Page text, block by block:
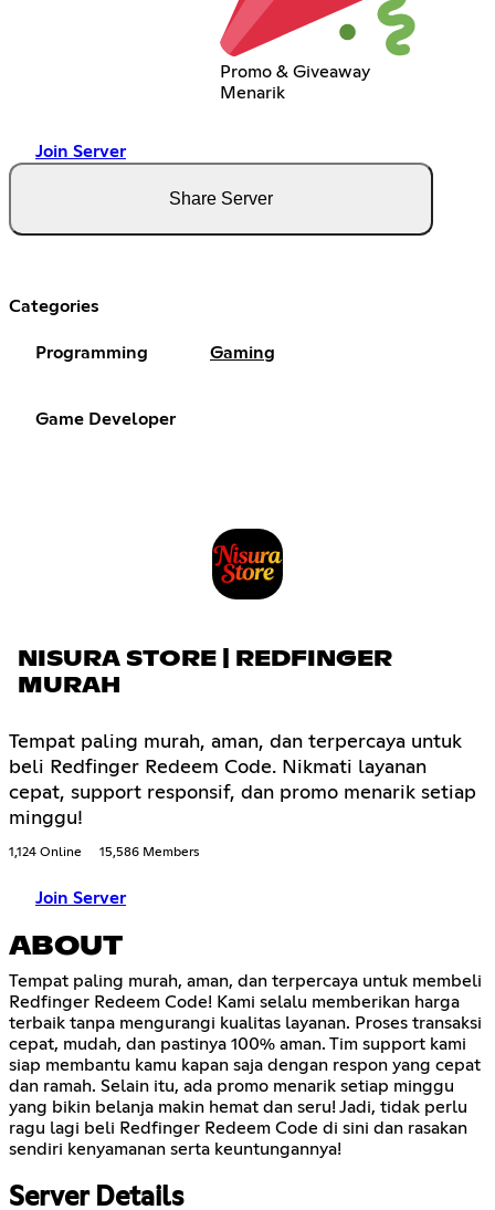
Promo & Giveaway
Menarik
Join Server
Share Server
Categories
Programming Gaming
Game Developer
NISURA STORE | REDFINGER
MURAH
Tempat paling murah, aman, dan terpercaya untuk
beli Redfinger Redeem Code. Nikmati layanan
cepat, support responsif, dan promo menarik setiap
minggu!
1,124 Online 15,586 Members
Join Server
ABOUT
Tempat paling murah, aman, dan terpercaya untuk membeli
Redfinger Redeem Code! Kami selalu memberikan harga
terbaik tanpa mengurangi kualitas layanan. Proses transaksi
cepat, mudah, dan pastinya 100% aman. Tim support kami
siap membantu kamu kapan saja dengan respon yang cepat
dan ramah. Selain itu, ada promo menarik setiap minggu
yang bikin belanja makin hemat dan seru! Jadi, tidak perlu
ragu lagi beli Redfinger Redeem Code di sini dan rasakan
sendiri kenyamanan serta keuntungannya!
Server Details